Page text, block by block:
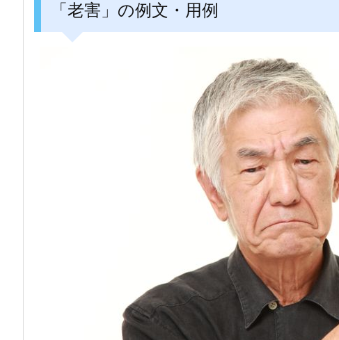
「老害」の例文・用例